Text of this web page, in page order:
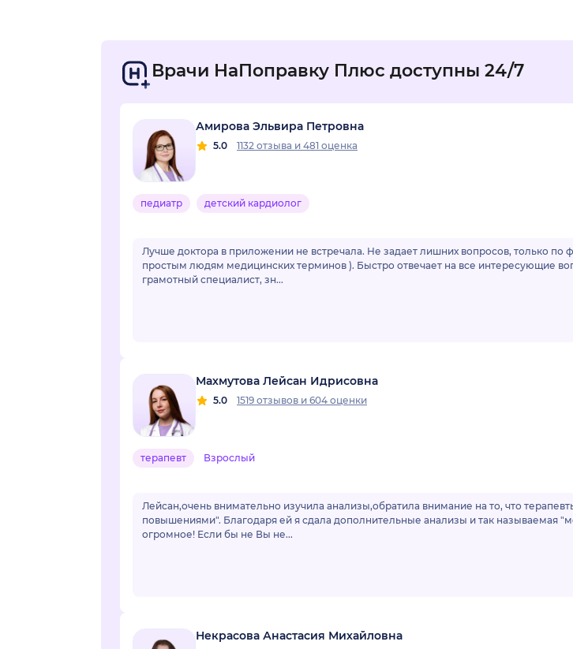
Врачи НаПоправку Плюс доступны 24/7
Амирова Эльвира Петровна
5.0 1132 отзыва и 481 оценка
педиатр детский кардиолог
Лучше доктора в приложении не встречала. Не задает лишних вопросов, только по
простым людям медицинских терминов ). Быстро отвечает на все интересующие
грамотный специалист, зн...
Махмутова Лейсан Идрисовна
5.0 1519 отзывов и 604 оценки
терапевт Взрослый
Лейсан,очень внимательно изучила анализы,обратила внимание на то, что
повышениями". Благодаря ей я сдала дополнительные анализы и так называемая
огромное! Если бы не Вы не...
Некрасова Анастасия Михайловна